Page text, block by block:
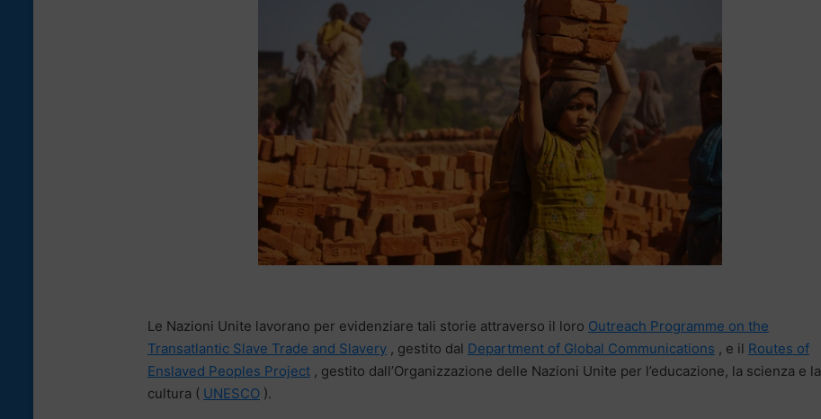
Le Nazioni Unite lavorano per evidenziare tali storie attraverso il loro Outreach Programme on the
Transatlantic Slave Trade and Slavery , gestito dal Department of Global Communications , e il Routes of
Enslaved Peoples Project , gestito dall’Organizzazione delle Nazioni Unite per l’educazione, la scienza e la
cultura ( UNESCO ).